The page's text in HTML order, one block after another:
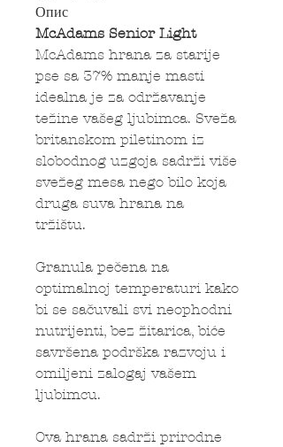
Опис
McAdams Senior Light
McAdams hrana za starije
pse sa 37% manje masti
idealna je za održavanje
težine vašeg ljubimca. Sveža
britanskom piletinom iz
slobodnog uzgoja sadrži više
svežeg mesa nego bilo koja
druga suva hrana na
tržištu.
Granula pečena na
optimalnoj temperaturi kako
bi se sačuvali svi neophodni
nutrijenti, bez žitarica, biće
savršena podrška razvoju i
omiljeni zalogaj vašem
ljubimcu.
Ova hrana sadrži prirodne